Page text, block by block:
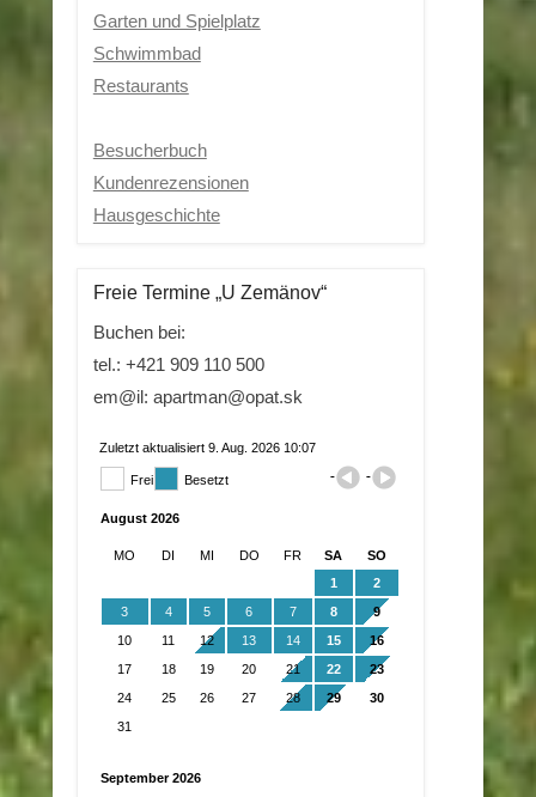
Garten und Spielplatz
Schwimmbad
Restaurants
Besucherbuch
Kundenrezensionen
Hausgeschichte
Freie Termine „U Zemänov“
Buchen bei:
tel.: +421 909 110 500
em@il: apartman@opat.sk
Zuletzt aktualisiert 9. Aug. 2026 10:07
Frei Besetzt
August 2026
MO DI MI DO FR SA
SO
1
2
3
4 5 6 7 8
9
10
11 12 13 14 15
16
17
18 19 20 21 22
23
24
25 26 27 28 29
30
31
September 2026